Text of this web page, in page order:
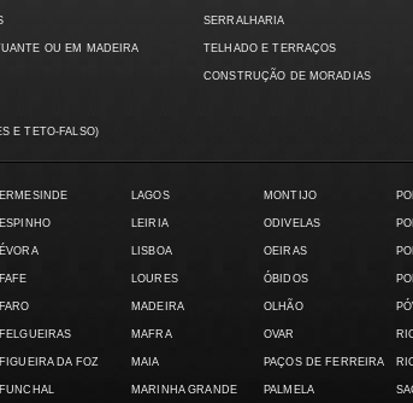
OU EM MADEIRA
E TETO-FALSO)
SERRALHARIA
TELHADO E TERRAÇOS
CONSTRUÇÃO DE MORADIAS
ERMESINDE
ESPINHO
ÉVORA
FAFE
FARO
FELGUEIRAS
FIGUEIRA DA FOZ
FUNCHAL
LAGOS
LEIRIA
LISBOA
LOURES
MADEIRA
MAFRA
MAIA
MARINHA GRANDE
MONTIJO
ODIVELAS
OEIRAS
ÓBIDOS
OLHÃO
OVAR
PAÇOS DE FERREIRA
PALMELA